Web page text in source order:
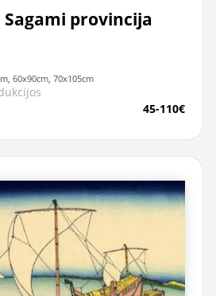
Sagami provincija
60x90cm, 70x105cm
45-110€